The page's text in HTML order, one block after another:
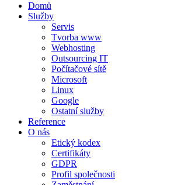
Domů
Služby
Servis
Tvorba www
Webhosting
Outsourcing IT
Počítačové sítě
Microsoft
Linux
Google
Ostatní služby
Reference
O nás
Etický kodex
Certifikáty
GDPR
Profil společnosti